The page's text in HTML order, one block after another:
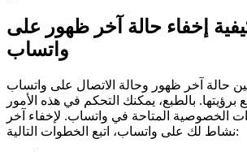
إخفاء حالة آخر ظهور على
واتساب
حالة آخر ظهور وحالة الاتصال على واتساب
برؤيتها. بالطبع، يمكنك التحكم في هذه الأمور
الخصوصية المتاحة في واتساب. لإخفاء آخر
نشاط لك على واتساب، اتبع الخطوات التالية: